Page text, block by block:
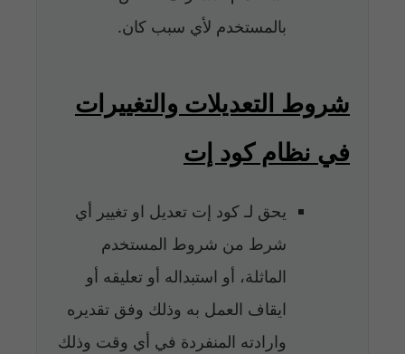
بالمستخدم لأي سبب كان.
شروط التعديلات والتغييرات
في نظام كود إت
يحق لـ كود إت تعديل او تغيير أي
شرط من شروط المستخدم
الماثلة، أو استبداله أو تعليقه أو
ايقاف العمل به وذلك وفق تقديره
وارادته المنفردة في أي وقت وذلك